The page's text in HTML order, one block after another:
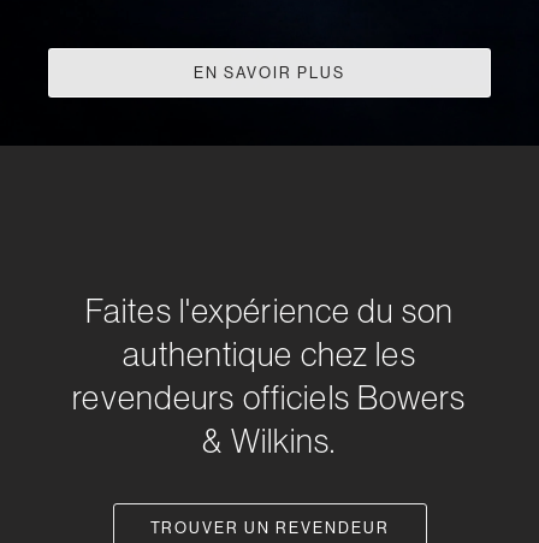
EN SAVOIR PLUS
Faites l'expérience du son
authentique chez les
revendeurs officiels Bowers
& Wilkins.
TROUVER UN REVENDEUR